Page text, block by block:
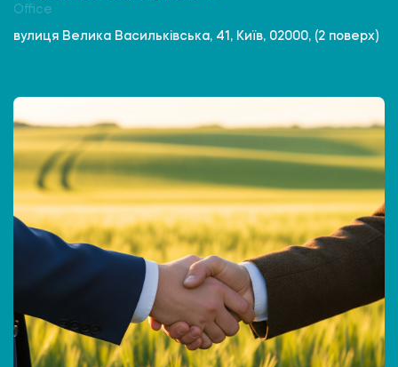
Office
вулиця Велика Васильківська, 41, Київ, 02000, (2 поверх)